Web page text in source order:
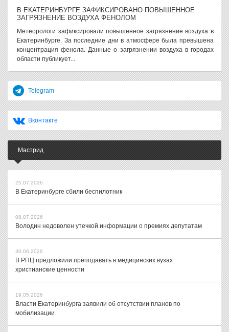
В ЕКАТЕРИНБУРГЕ ЗАФИКСИРОВАНО ПОВЫШЕННОЕ
ЗАГРЯЗНЕНИЕ ВОЗДУХА ФЕНОЛОМ
Метеорологи зафиксировали повышенное загрязнение воздуха в
Екатеринбурге. За последние дни в атмосфере была превышена
концентрация фенола. Данные о загрязнении воздуха в городах
области публикует...
Telegram
Вконтакте
Мастрид
25.07.2026
В Екатеринбурге сбили беспилотник
08.07.2026
Володин недоволен утечкой информации о премиях депутатам
30.06.2026
В РПЦ предложили преподавать в медицинских вузах
христианские ценности
19.05.2026
Власти Екатеринбурга заявили об отсутствии планов по
мобилизации